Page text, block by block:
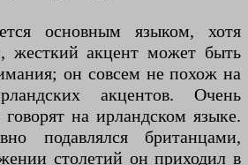
основным языком, хотя
жесткий акцент может быть
он совсем не похож на
акцентов. Очень
на ирландском языке.
подавлялся британцами,
столетий он приходил в